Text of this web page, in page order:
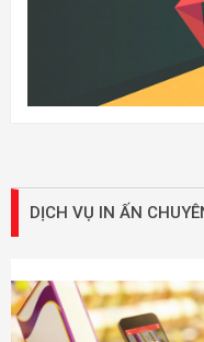
DỊCH VỤ IN ẤN